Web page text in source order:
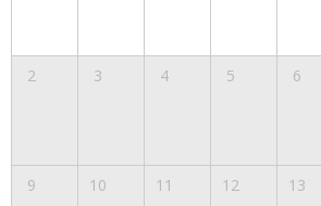
2 3 4 5 6
9 10 11 12 13